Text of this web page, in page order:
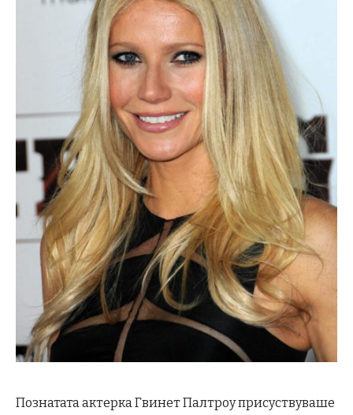
Познатата актерка Гвинет Палтроу присуствуваше